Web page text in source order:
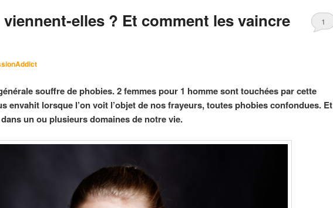
viennent-elles ? Et comment les vaincre
1
souffre de phobies. 2 femmes pour 1 homme sont touchées par cette
envahit lorsque l’on voit l’objet de nos frayeurs, toutes phobies confondues. Et
un ou plusieurs domaines de notre vie.